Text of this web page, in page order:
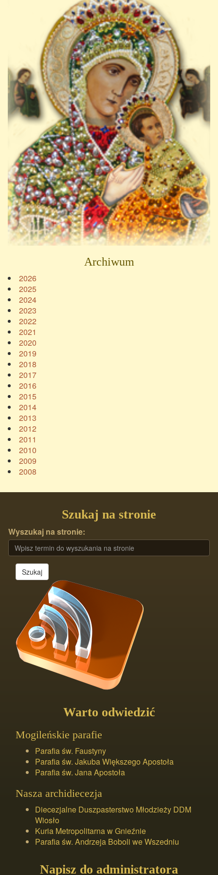
Archiwum
2026
2025
2024
2023
2022
2021
2020
2019
2018
2017
2016
2015
2014
2013
2012
2011
2010
2009
2008
Szukaj na stronie
Wyszukaj na stronie:
Szukaj
Warto odwiedzić
Mogileńskie parafie
Parafia św. Faustyny
Parafia św. Jakuba Większego Apostoła
Parafia św. Jana Apostoła
Nasza archidiecezja
Diecezjalne Duszpasterstwo Młodzieży DDM
Wiosło
Kuria Metropolitarna w Gnieźnie
Parafia św. Andrzeja Boboli we Wszedniu
Napisz do administratora